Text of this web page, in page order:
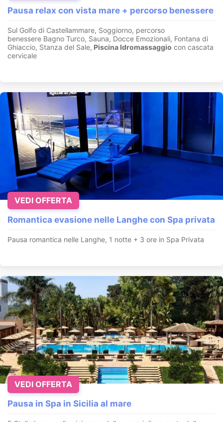
Pausa relax con vista mare + percorso benessere
Sul Golfo di Castellammare, Soggiorno, percorso
benessere Bagno Turco, Sauna, Docce Emozionali, Fontana di
Ghiaccio, Stanza del Sale, Piscina Idromassaggio con cascata
cervicale
Romantica evasione nelle Langhe con Spa privata
Pausa romantica nelle Langhe, 1 notte + 3 ore in Spa Privata
VEDI OFFERTA
Pausa in Spa in Sicilia al mare
VEDI OFFERTA